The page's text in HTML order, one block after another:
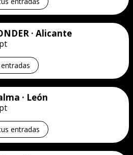
· Alicante
· León
entradas